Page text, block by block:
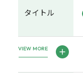
タイトル
VIEW MORE